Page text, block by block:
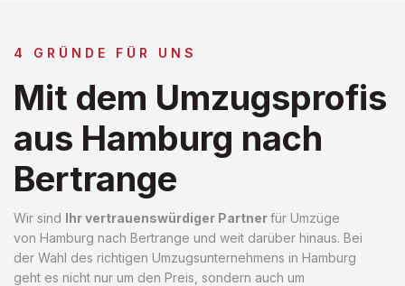
4 GRÜNDE FÜR UNS
Mit dem Umzugsprofis
aus Hamburg nach
Bertrange
Wir sind Ihr vertrauenswürdiger Partnerfür Umzüge
von Hamburg nach Bertrange und weit darüber hinaus. Bei
der Wahl des richtigen Umzugsunternehmens in Hamburg
geht es nicht nur um den Preis, sondern auch um